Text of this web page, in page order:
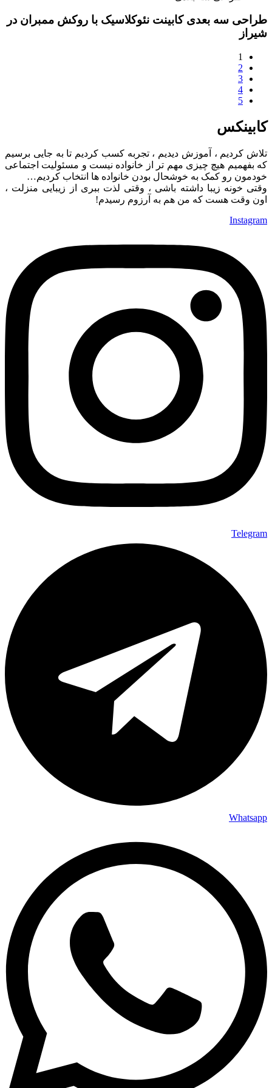
طراحی سه بعدی کابینت نئوکلاسیک با روکش ممبران در
شیراز
1
2
3
4
5
کابینکس
تلاش کردیم ، آموزش دیدیم ، تجربه کسب کردیم تا به جایی برسیم
که بفهمیم هیچ چیزی مهم تر از خانواده نیست و مسئولیت اجتماعی
خودمون رو کمک به خوشحال بودن خانواده ها انتخاب کردیم…
وقتی خونه زیبا داشته باشی ، وقتی لذت ببری از زیبایی منزلت ،
اون وقت هست که من هم به آرزوم رسیدم!
Instagram
Telegram
Whatsapp